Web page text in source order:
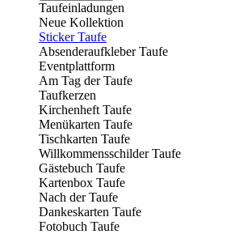
Taufeinladungen
Neue Kollektion
Sticker Taufe
Absenderaufkleber Taufe
Eventplattform
Am Tag der Taufe
Taufkerzen
Kirchenheft Taufe
Menükarten Taufe
Tischkarten Taufe
Willkommensschilder Taufe
Gästebuch Taufe
Kartenbox Taufe
Nach der Taufe
Dankeskarten Taufe
Fotobuch Taufe